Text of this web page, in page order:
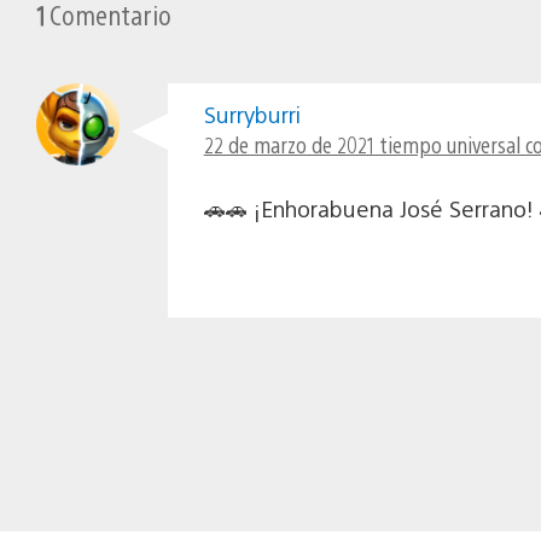
1 Comentario
Surryburri
22 de marzo de 2021 tiempo universal
🚗🚗 ¡Enhorabuena José Serrano!